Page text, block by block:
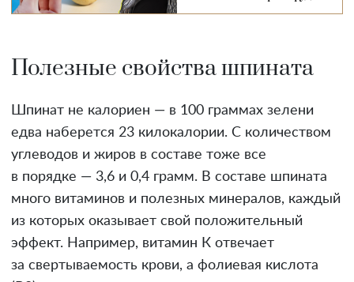
Полезные свойства шпината
Шпинат не калориен — в 100 граммах зелени
едва наберется 23 килокалории. С количеством
углеводов и жиров в составе тоже все
в порядке — 3,6 и 0,4 грамм. В составе шпината
много витаминов и полезных минералов, каждый
из которых оказывает свой положительный
эффект. Например, витамин К отвечает
за свертываемость крови, а фолиевая кислота